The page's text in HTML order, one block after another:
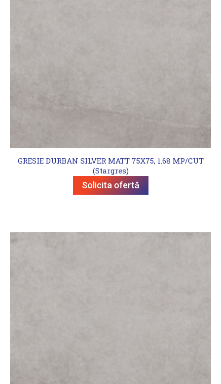
GRESIE DURBAN SILVER MATT 75X75, 1.68 MP/CUT
(Stargres)
Solicita ofertă